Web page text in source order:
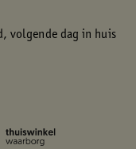
volgende dag in huis